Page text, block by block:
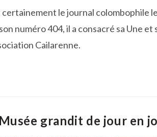
le journal colombophile
numéro 404, il a consacré sa Une
Cailarenne.
grandit de jour en